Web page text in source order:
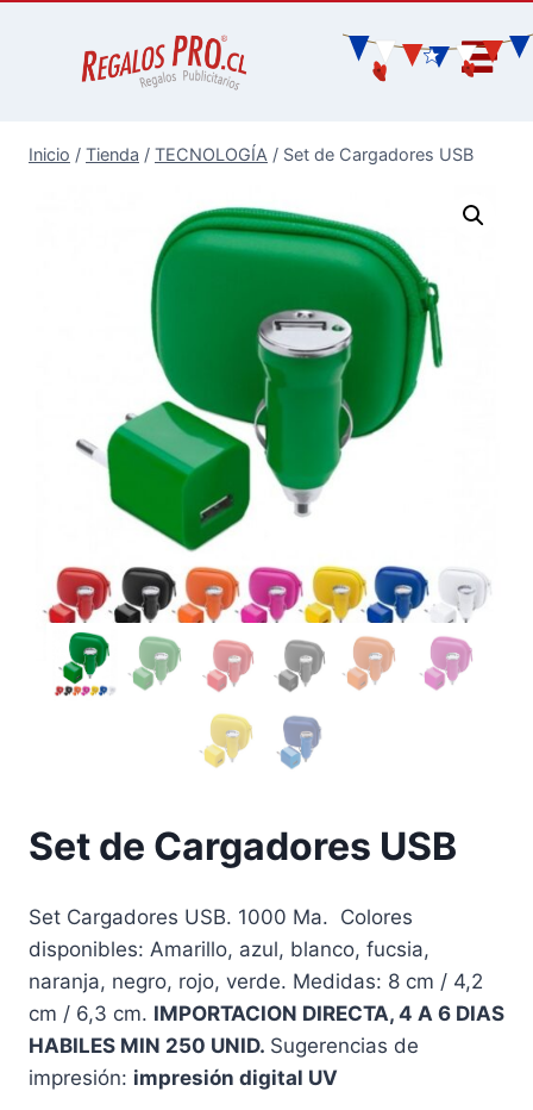
Inicio / Tienda / TECNOLOGÍA / Set de Cargadores USB
Set de Cargadores USB
Set Cargadores USB. 1000 Ma. Colores
disponibles: Amarillo, azul, blanco, fucsia,
naranja, negro, rojo, verde. Medidas: 8 cm / 4,2
cm / 6,3 cm. IMPORTACION DIRECTA, 4 A 6 DIAS
HABILES MIN 250 UNID. Sugerencias de
impresión: impresión digital UV